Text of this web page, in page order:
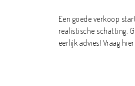
Een goede verkoop
realistische schatting.
eerlijk advies! Vraag